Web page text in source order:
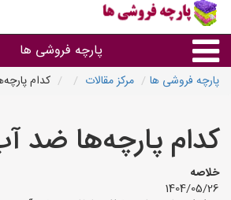
پارچه فروشی ها
پارچه براساس رنگ طرح و
پارچه فروشی های هر
پارچه فروشی ها مرکز مقالات کدام
کدام پارچه‌ها ضد
خلاصه
1404/05/26